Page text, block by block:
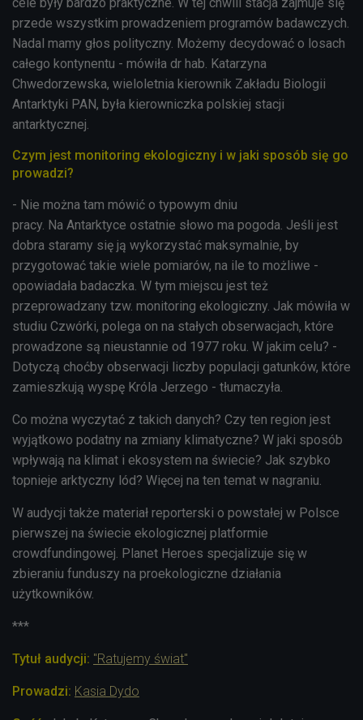
przede wszystkim prowadzeniem programów badawczych.
Nadal mamy głos polityczny. Możemy decydować o losach
całego kontynentu - mówiła dr hab. Katarzyna
Chwedorzewska, wieloletnia kierownik Zakładu Biologii
Antarktyki PAN, była kierowniczka polskiej stacji
antarktycznej.
Czym jest monitoring ekologiczny i w jaki sposób się go
prowadzi?
- Nie można tam mówić o typowym dniu
pracy. Na Antarktyce ostatnie słowo ma pogoda. Jeśli jest
dobra staramy się ją wykorzystać maksymalnie, by
przygotować takie wiele pomiarów, na ile to możliwe -
opowiadała badaczka. W tym miejscu jest też
przeprowadzany tzw. monitoring ekologiczny. Jak mówiła w
studiu Czwórki, polega on na stałych obserwacjach, które
prowadzone są nieustannie od 1977 roku. W jakim celu? -
Dotyczą choćby obserwacji liczby populacji gatunków, które
zamieszkują wyspę Króla Jerzego - tłumaczyła.
Co można wyczytać z takich danych? Czy ten region jest
wyjątkowo podatny na zmiany klimatyczne? W jaki sposób
wpływają na klimat i ekosystem na świecie? Jak szybko
topnieje arktyczny lód? Więcej na ten temat w nagraniu.
W audycji także materiał reporterski o powstałej w Polsce
pierwszej na świecie ekologicznej platformie
crowdfundingowej. Planet Heroes specjalizuje się w
zbieraniu funduszy na proekologiczne działania
użytkowników.
***
Tytuł audycji: "Ratujemy świat"
Prowadzi: Kasia Dydo